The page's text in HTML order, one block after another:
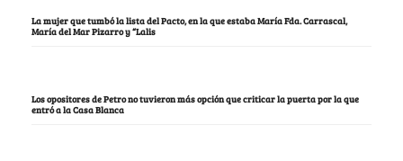
La mujer que tumbó la lista del Pacto, en la que estaba María Fda. Carrascal,
María del Mar Pizarro y “Lalis
Los opositores de Petro no tuvieron más opción que criticar la puerta por la que
entró a la Casa Blanca